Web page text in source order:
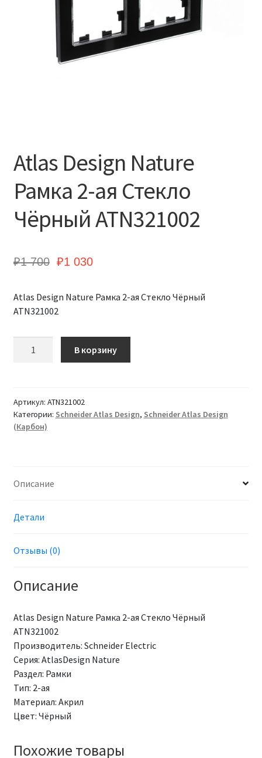
Atlas Design Nature
Рамка 2-ая Стекло
Чёрный ATN321002
₽1 700 ₽1 030
Atlas Design Nature Рамка 2-ая Стекло Чёрный
ATN321002
Atlas
Рамка
2-
ая
В корзину
Артикул: ATN321002
Категории: Schneider Atlas Design, Schneider Atlas Design
(Карбон)
Описание
Детали
Отзывы (0)
Описание
Atlas Design Nature Рамка 2-ая Стекло Чёрный
ATN321002
Производитель: Schneider Electric
Серия: AtlasDesign Nature
Раздел: Рамки
Тип: 2-ая
Материал: Акрил
Цвет: Чёрный
Похожие товары